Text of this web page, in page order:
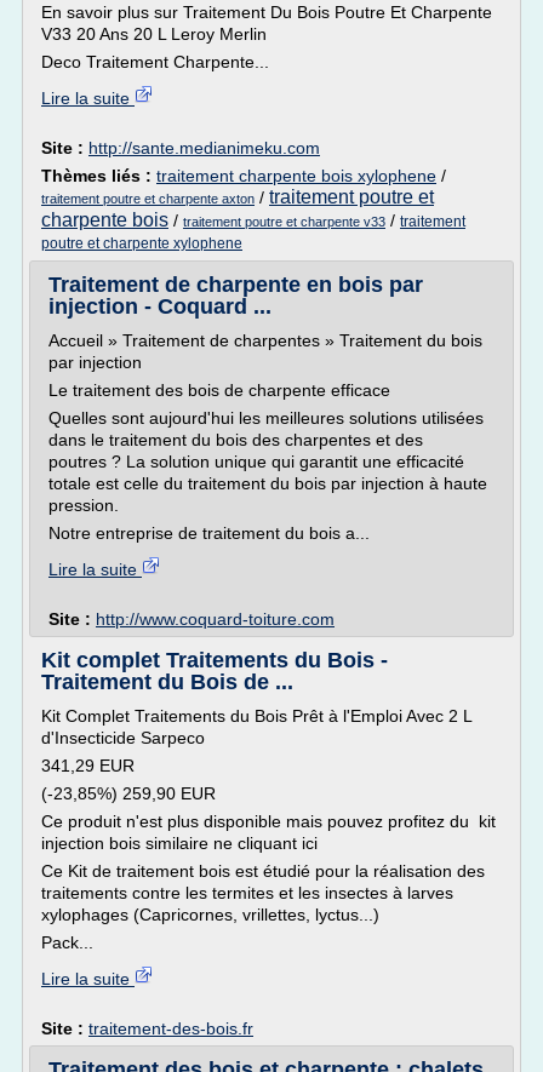
En savoir plus sur Traitement Du Bois Poutre Et Charpente
V33 20 Ans 20 L Leroy Merlin
Deco Traitement Charpente...
Lire la suite
Site : http://sante.medianimeku.com
Thèmes liés : traitement charpente bois xylophene /
traitement poutre et charpente axton / traitement poutre et
charpente bois / traitement poutre et charpente v33 / traitement
poutre et charpente xylophene
Traitement de charpente en bois par
injection - Coquard ...
Accueil » Traitement de charpentes » Traitement du bois
par injection
Le traitement des bois de charpente efficace
Quelles sont aujourd'hui les meilleures solutions utilisées
dans le traitement du bois des charpentes et des
poutres ? La solution unique qui garantit une efficacité
totale est celle du traitement du bois par injection à haute
pression.
Notre entreprise de traitement du bois a...
Lire la suite
Site : http://www.coquard-toiture.com
Kit complet Traitements du Bois -
Traitement du Bois de ...
Kit Complet Traitements du Bois Prêt à l'Emploi Avec 2 L
d'Insecticide Sarpeco
341,29 EUR
(-23,85%) 259,90 EUR
Ce produit n'est plus disponible mais pouvez profitez du kit
injection bois similaire ne cliquant ici
Ce Kit de traitement bois est étudié pour la réalisation des
traitements contre les termites et les insectes à larves
xylophages (Capricornes, vrillettes, lyctus...)
Pack...
Lire la suite
Site : traitement-des-bois.fr